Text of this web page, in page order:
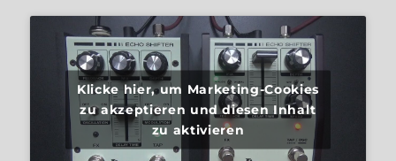
Klicke hier, um Marketing-Cookies
zu akzeptieren und diesen Inhalt
zu aktivieren